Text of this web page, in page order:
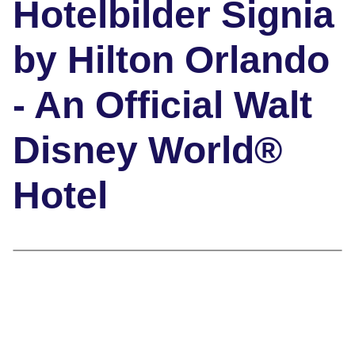
Hotelbilder Signia
by Hilton Orlando
- An Official Walt
Disney World®
Hotel